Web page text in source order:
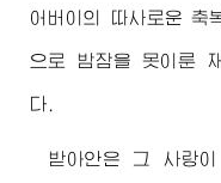
어버이 의 따사로운 축
으로 밤잠을 못이룬
다.
받아안은 그 사랑